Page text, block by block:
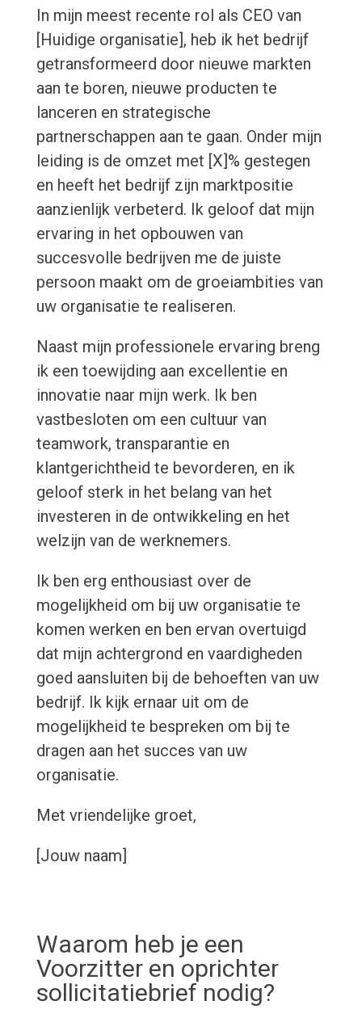
In mijn meest recente rol als CEO van
[Huidige organisatie], heb ik het bedrijf
getransformeerd door nieuwe markten
aan te boren, nieuwe producten te
lanceren en strategische
partnerschappen aan te gaan. Onder mijn
leiding is de omzet met [X]% gestegen
en heeft het bedrijf zijn marktpositie
aanzienlijk verbeterd. Ik geloof dat mijn
ervaring in het opbouwen van
succesvolle bedrijven me de juiste
persoon maakt om de groeiambities van
uw organisatie te realiseren.
Naast mijn professionele ervaring breng
ik een toewijding aan excellentie en
innovatie naar mijn werk. Ik ben
vastbesloten om een cultuur van
teamwork, transparantie en
klantgerichtheid te bevorderen, en ik
geloof sterk in het belang van het
investeren in de ontwikkeling en het
welzijn van de werknemers.
Ik ben erg enthousiast over de
mogelijkheid om bij uw organisatie te
komen werken en ben ervan overtuigd
dat mijn achtergrond en vaardigheden
goed aansluiten bij de behoeften van uw
bedrijf. Ik kijk ernaar uit om de
mogelijkheid te bespreken om bij te
dragen aan het succes van uw
organisatie.
Met vriendelijke groet,
[Jouw naam]
Waarom heb je een
Voorzitter en oprichter
sollicitatiebrief nodig?